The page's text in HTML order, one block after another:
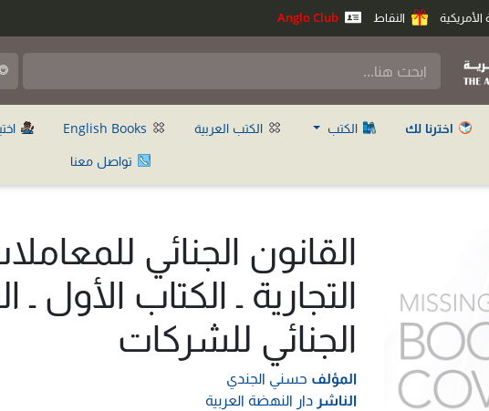
النقاط
اخترنا لك الكتب الكتب العربية
تواصل معنا
القانون الجنائي
التجارية ـ الكتاب الأول ـ
الجنائي للشركات
المؤلف حسني الجندي
الناشر دار النهضة العربية